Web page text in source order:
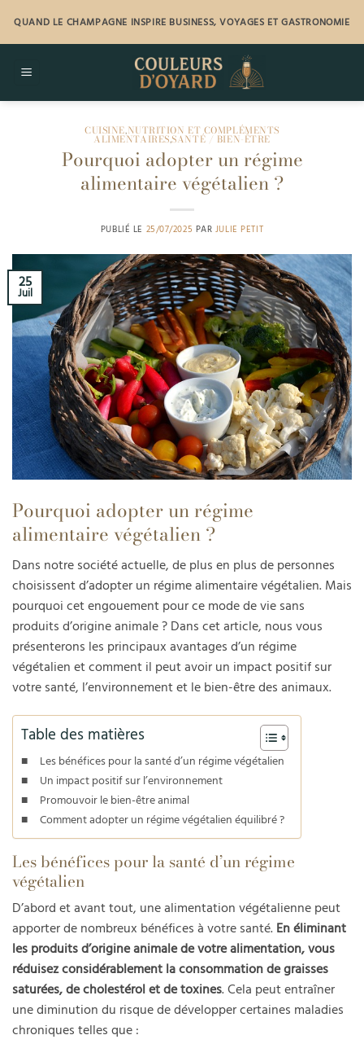
contenu
QUAND LE CHAMPAGNE INSPIRE BUSINESS, VOYAGES ET GASTRONOMIE
CUISINE,NUTRITION ET COMPLÉMENTS
ALIMENTAIRES,SANTÉ / BIEN-ÊTRE
Pourquoi adopter un régime
alimentaire végétalien ?
PUBLIÉ LE 25/07/2025 PAR JULIE PETIT
25
Juil
Pourquoi adopter un régime
alimentaire végétalien ?
Dans notre société actuelle, de plus en plus de personnes
choisissent d’adopter un régime alimentaire végétalien. Mais
pourquoi cet engouement pour ce mode de vie sans
produits d’origine animale ? Dans cet article, nous vous
présenterons les principaux avantages d’un régime
végétalien et comment il peut avoir un impact positif sur
votre santé, l’environnement et le bien-être des animaux.
Table des matières
Les bénéfices pour la santé d’un régime végétalien
Un impact positif sur l’environnement
Promouvoir le bien-être animal
Comment adopter un régime végétalien équilibré ?
Les bénéfices pour la santé d’un régime
végétalien
D’abord et avant tout, une alimentation végétalienne peut
apporter de nombreux bénéfices à votre santé. En éliminant
les produits d’origine animale de votre alimentation, vous
réduisez considérablement la consommation de graisses
saturées, de cholestérol et de toxines. Cela peut entraîner
une diminution du risque de développer certaines maladies
chroniques telles que :